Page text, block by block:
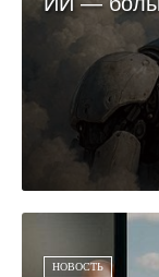
НОВОСТЬ